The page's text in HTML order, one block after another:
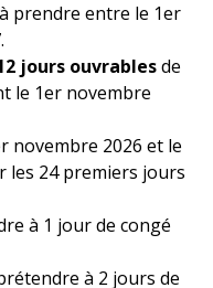
prendre entre le 1er
jours ouvrablesde
le 1er novembre
novembre 2026 et le
les 24 premiers jours
à 1 jour de congé
à 2 jours de